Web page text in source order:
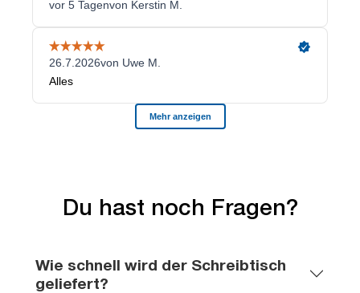
Du hast noch Fragen?
Wie schnell wird der Schreibtisch
geliefert?